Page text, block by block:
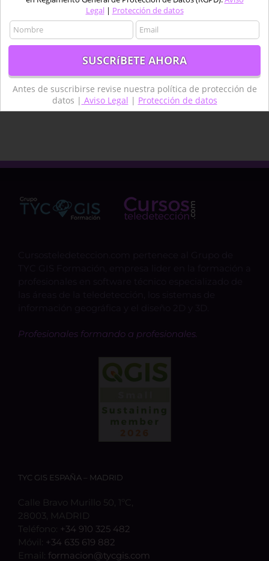
Pix4D procesado Python
Satélite sentinel
Teledetección
Teledetección agua termongrafía topografía
técnico
Profesionales formando a profesionales.
TYC GIS ESPAÑA – MADRID
Calle Bravo Murillo 50, 1ºC,
28003, MADRID
Teléfono: +34 910 325 482
Móvil: +34 635 619 882
Email: formacion@tycgis.com
Legal| Protección de datos
Antes de suscribirse revise nuestra política de protección de
datos | Aviso Legal | Protección de datos